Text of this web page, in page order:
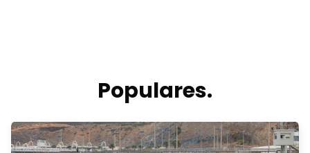
Populares.